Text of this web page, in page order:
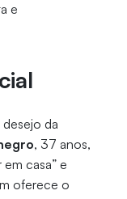
e
da
, 37 anos,
casa” e
oferece o